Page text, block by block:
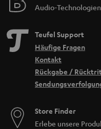
Audio-
Teufel Support
Häufige Fragen
Kontakt
Rückgabe /
Store Finder
Erlebe unsere